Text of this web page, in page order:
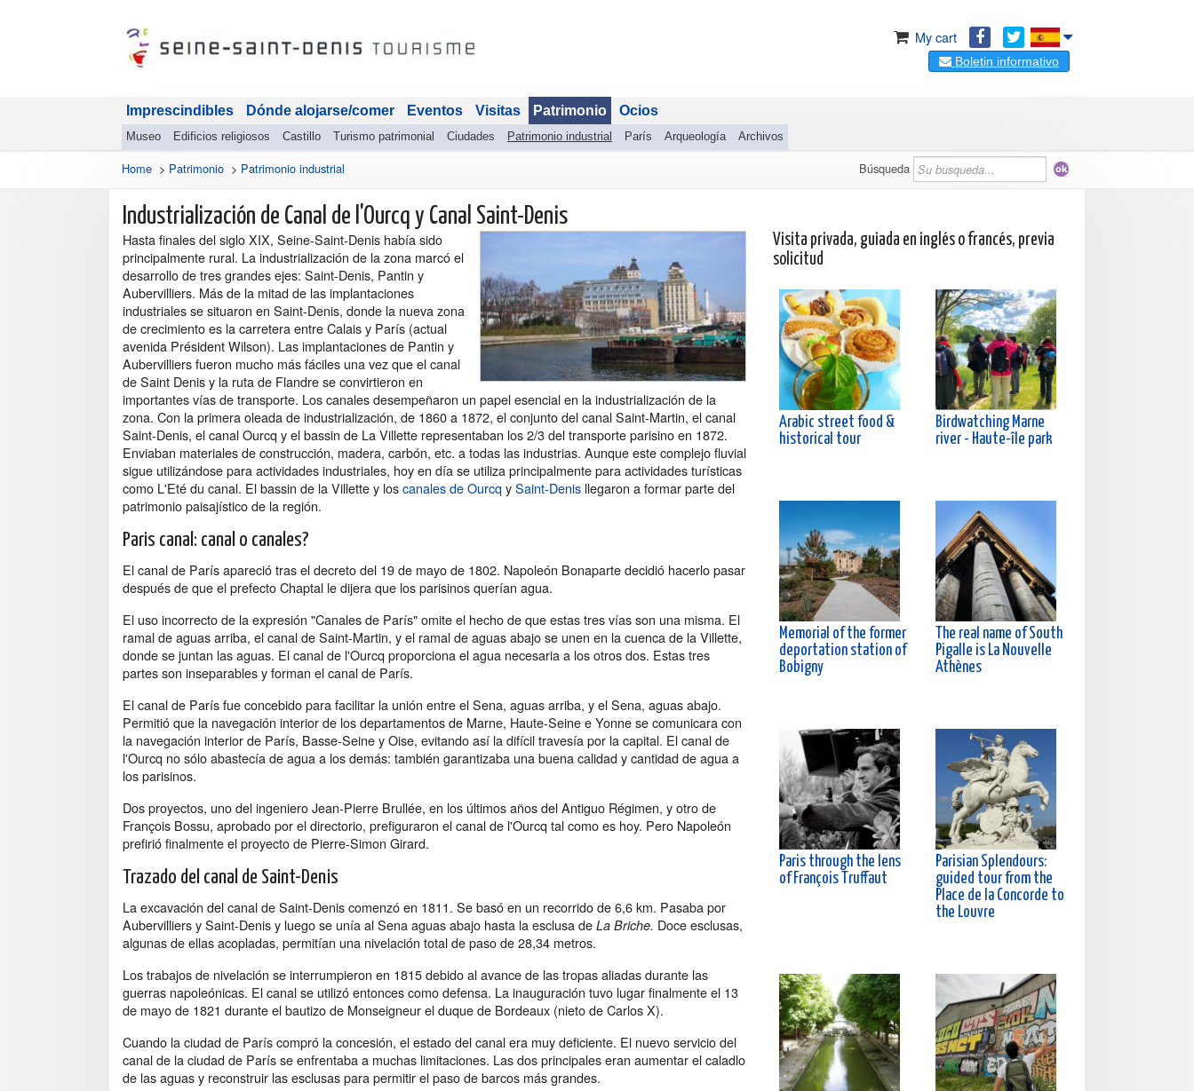
My cart
Boletin informativo
Imprescindibles Dónde alojarse/comer Eventos Visitas Patrimonio
Museo Edificios religiosos Castillo Turismo patrimonial Ciudades Patrimonio industrial París Arqueología Archivos
Ocios
Home > Patrimonio > Patrimonio industrial Búsqueda
Industrialización de Canal de l'Ourcq y Canal Saint-Denis
Hasta finales del siglo XIX, Seine-Saint-Denis había sido
principalmente rural. La industrialización de la zona marcó el
desarrollo de tres grandes ejes: Saint-Denis, Pantin y
Aubervilliers. Más de la mitad de las implantaciones
industriales se situaron en Saint-Denis, donde la nueva zona
de crecimiento es la carretera entre Calais y París (actual
avenida Président Wilson). Las implantaciones de Pantin y
Aubervilliers fueron mucho más fáciles una vez que el canal
de Saint Denis y la ruta de Flandre se convirtieron en
importantes vías de transporte. Los canales desempeñaron un papel esencial en la industrialización de la
zona. Con la primera oleada de industrialización, de 1860 a 1872, el conjunto del canal Saint-Martin, el canal
Saint-Denis, el canal Ourcq y el bassin de La Villette representaban los 2/3 del transporte parisino en 1872.
Enviaban materiales de construcción, madera, carbón, etc. a todas las industrias. Aunque este complejo fluvial
sigue utilizándose para actividades industriales, hoy en día se utiliza principalmente para actividades turísticas
como L'Eté du canal. El bassin de la Villette y loscanales de OurcqySaint-Denis llegaron a formar parte del
patrimonio paisajístico de la región.
Paris canal: canal o canales?
El canal de París apareció tras el decreto del 19 de mayo de 1802. Napoleón Bonaparte decidió hacerlo pasar
después de que el prefecto Chaptal le dijera que los parisinos querían agua.
El uso incorrecto de la expresión "Canales de París" omite el hecho de que estas tres vías son una misma. El
ramal de aguas arriba, el canal de Saint-Martin, y el ramal de aguas abajo se unen en la cuenca de la Villette,
donde se juntan las aguas. El canal de l'Ourcq proporciona el agua necesaria a los otros dos. Estas tres
partes son inseparables y forman el canal de París.
El canal de París fue concebido para facilitar la unión entre el Sena, aguas arriba, y el Sena, aguas abajo.
Permitió que la navegación interior de los departamentos de Marne, Haute-Seine e Yonne se comunicara con
la navegación interior de París, Basse-Seine y Oise, evitando así la difícil travesía por la capital. El canal de
l'Ourcq no sólo abastecía de agua a los demás: también garantizaba una buena calidad y cantidad de agua a
los parisinos.
Dos proyectos, uno del ingeniero Jean-Pierre Brullée, en los últimos años del Antiguo Régimen, y otro de
François Bossu, aprobado por el directorio, prefiguraron el canal de l'Ourcq tal como es hoy. Pero Napoleón
prefirió finalmente el proyecto de Pierre-Simon Girard.
Trazado del canal de Saint-Denis
La excavación del canal de Saint-Denis comenzó en 1811. Se basó en un recorrido de 6,6 km. Pasaba por
Aubervilliers y Saint-Denis y luego se unía al Sena aguas abajo hasta la esclusa de La Briche. Doce esclusas,
algunas de ellas acopladas, permitían una nivelación total de paso de 28,34 metros.
Los trabajos de nivelación se interrumpieron en 1815 debido al avance de las tropas aliadas durante las
guerras napoleónicas. El canal se utilizó entonces como defensa. La inauguración tuvo lugar finalmente el 13
de mayo de 1821 durante el bautizo de Monseigneur el duque de Bordeaux (nieto de Carlos X).
Cuando la ciudad de París compró la concesión, el estado del canal era muy deficiente. El nuevo servicio del
canal de la ciudad de París se enfrentaba a muchas limitaciones. Las dos principales eran aumentar el caladlo
de las aguas y reconstruir las esclusas para permitir el paso de barcos más grandes.
Visita privada, guiada en inglés o francés, previa
solicitud
Arabic street food &
historical tour
Birdwatching Marne
river - Haute-île park
Memorial of the former
deportation station of
Bobigny
The real name of South
Pigalle is La Nouvelle
Athènes
Paris through the lens
of François Truffaut
Parisian Splendours:
guided tour from the
Place de la Concorde to
the Louvre